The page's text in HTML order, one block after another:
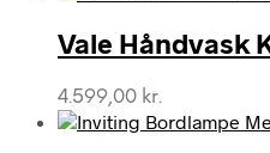
Vale Håndvask
4.599,00 kr.